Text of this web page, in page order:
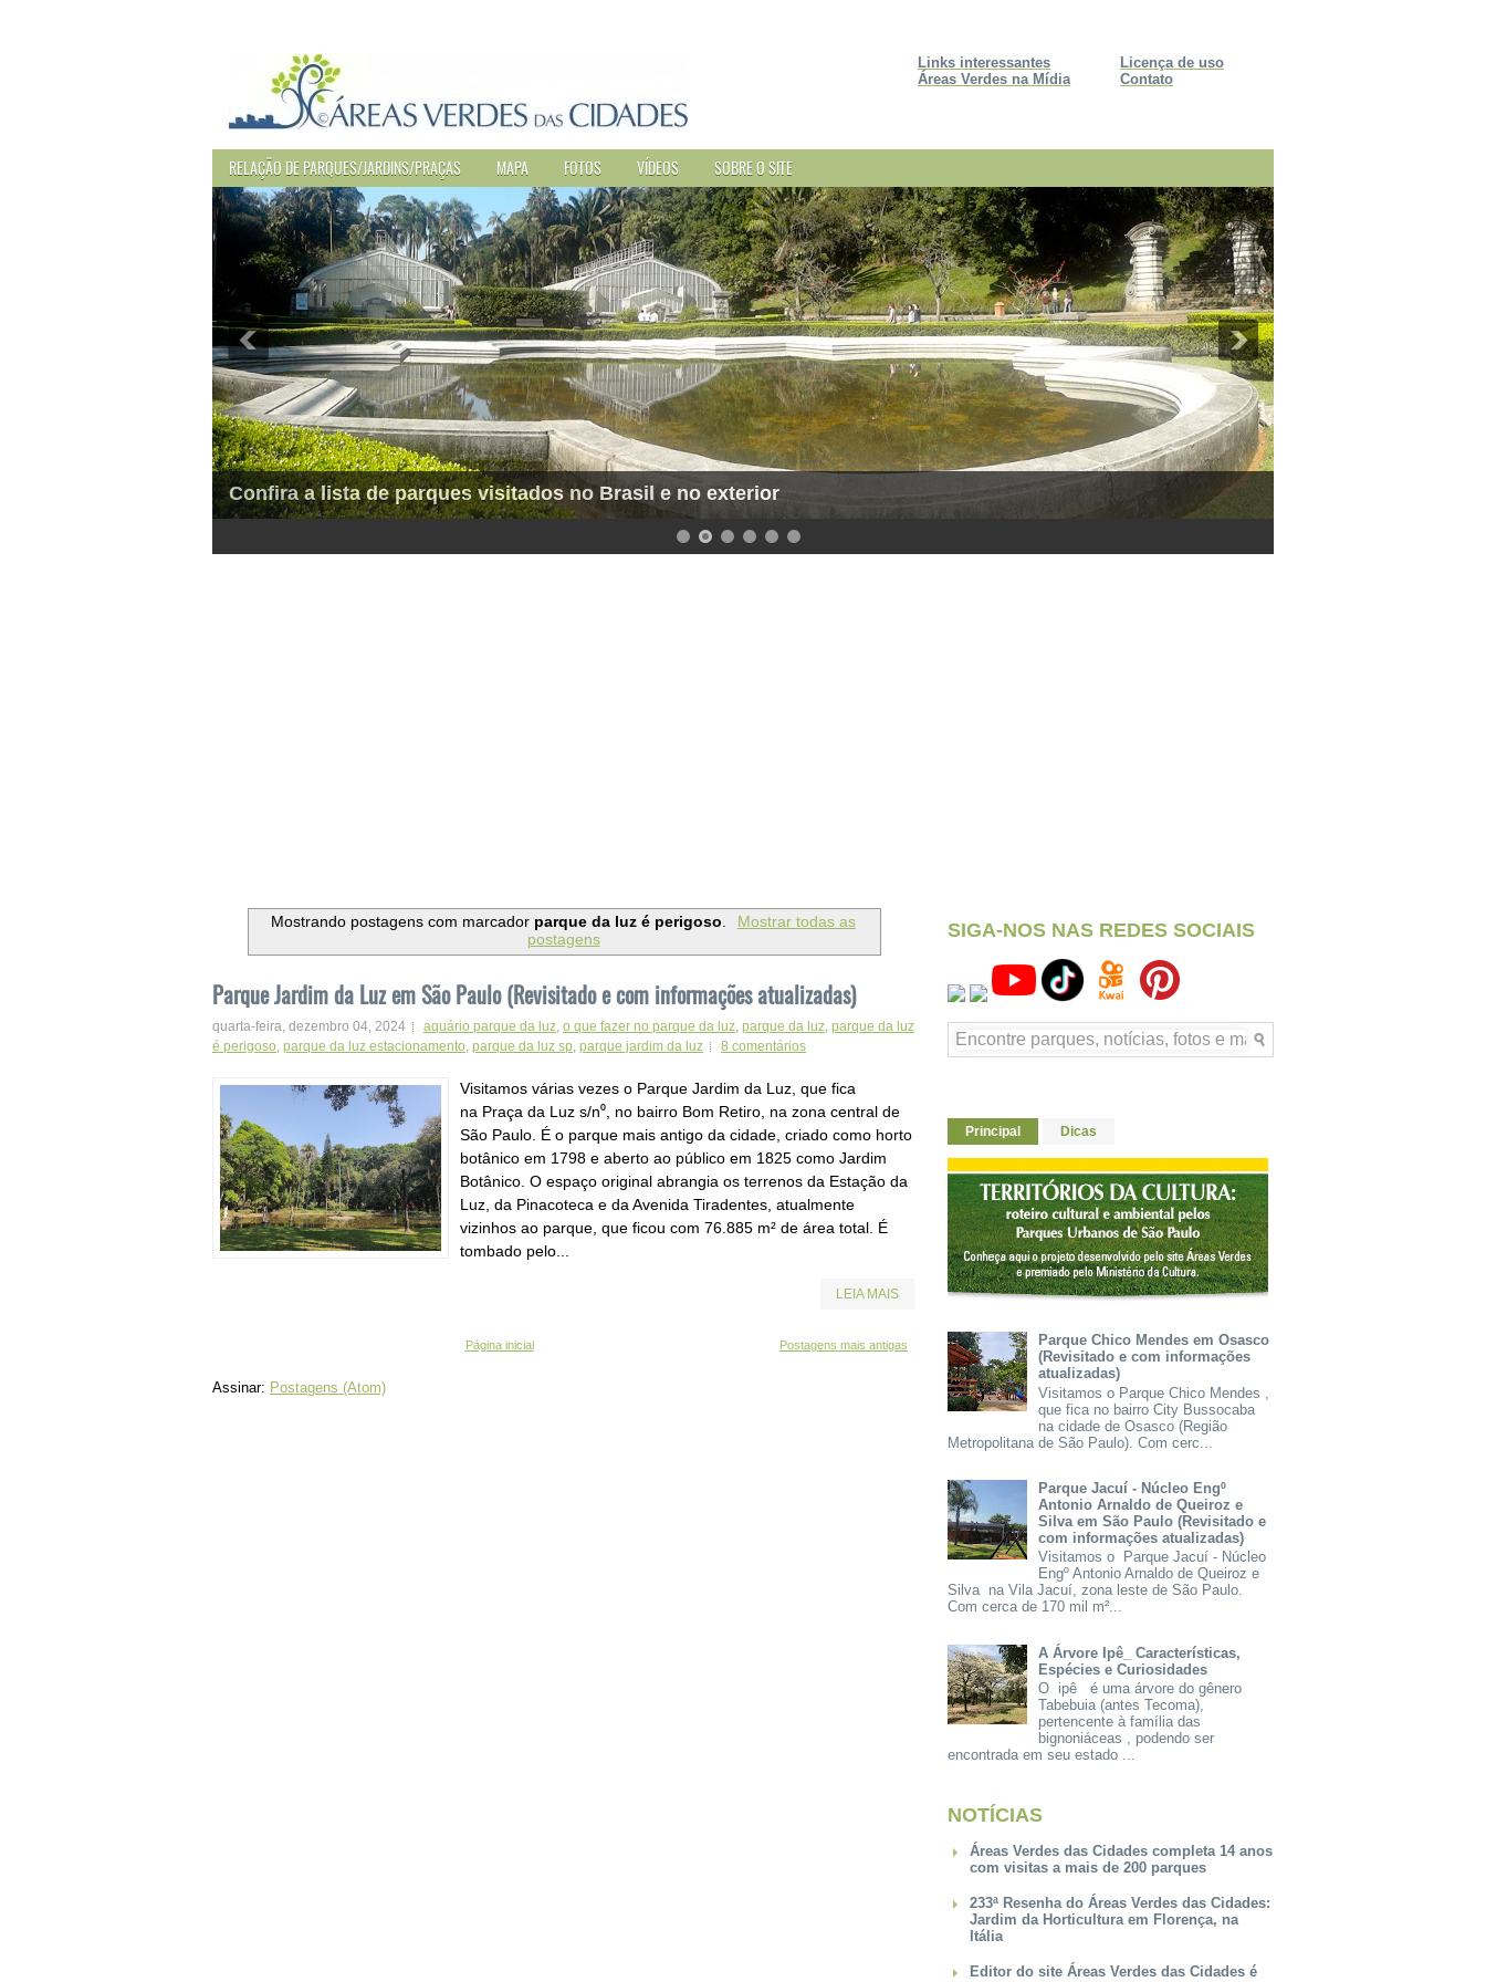
Licença de uso
Contato
Links interessantes
Áreas Verdes na Mídia
RELAÇÃO DE PARQUES/JARDINS/PRAÇAS MAPA FOTOS VÍDEOS SOBRE O SITE
Confira a lista de parques visitados no Brasil e no exterior
Mostrando postagens com marcador parque da luz é perigoso.
Mostrar todas as
postagens
Parque Jardim da Luz em São Paulo (Revisitado e com informações atualizadas)
quarta-feira, dezembro 04, 2024 aquário parque da luz o que fazer no parque da luz parque da luz parque da luz
é perigoso parque da luz estacionamento parque da luz sp parque jardim da luz 8 comentários
Visitamos várias vezes o Parque Jardim da Luz, que fica
na Praça da Luz s/n⁰, no bairro Bom Retiro, na zona central de
São Paulo. É o parque mais antigo da cidade, criado como horto
botânico em 1798 e aberto ao público em 1825 como Jardim
Botânico. O espaço original abrangia os terrenos da Estação da
Luz, da Pinacoteca e da Avenida Tiradentes, atualmente
vizinhos ao parque, que ficou com 76.885 m² de área total. É
tombado pelo...
LEIA MAIS
Postagens mais antigas
Página inicial
Assinar: Postagens (Atom)
SIGA-NOS NAS REDES SOCIAIS
Principal Dicas
Parque Chico Mendes em Osasco
(Revisitado e com informações
atualizadas)
Visitamos o Parque Chico Mendes ,
que fica no bairro City Bussocaba
na cidade de Osasco (Região
Metropolitana de São Paulo). Com cerc...
Parque Jacuí - Núcleo Engº
Antonio Arnaldo de Queiroz e
Silva em São Paulo (Revisitado e
com informações atualizadas)
Visitamos o Parque Jacuí - Núcleo
Engº Antonio Arnaldo de Queiroz e
Silva na Vila Jacuí, zona leste de São Paulo.
Com cerca de 170 mil m²...
A Árvore Ipê_ Características,
Espécies e Curiosidades
O ipê é uma árvore do gênero
Tabebuia (antes Tecoma),
pertencente à família das
bignoniáceas , podendo ser
encontrada em seu estado ...
NOTÍCIAS
Áreas Verdes das Cidades completa 14 anos
com visitas a mais de 200 parques
233ª Resenha do Áreas Verdes das Cidades:
Jardim da Horticultura em Florença, na
Itália
Editor do site Áreas Verdes das Cidades é